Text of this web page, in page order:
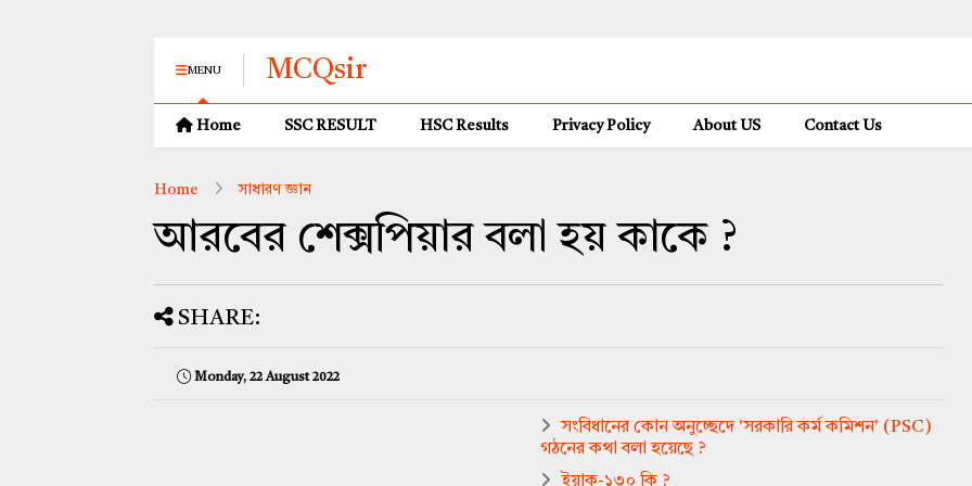
MENU MCQsir
Home SSC RESULT HSC Results Privacy Policy About US Contact Us
Home সাধারণ জ্ঞান
আরবের শেক্সপিয়ার বলা হয় কাকে ?
SHARE:
Monday, 22 August 2022
সংবিধানের কোন অনুচ্ছেদে 'সরকারি কর্ম কমিশন' (PSC)
গঠনের কথা বলা হয়েছে ?
ইয়াক-১৩০ কি ?